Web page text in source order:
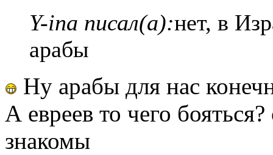
Y-ina писал(а):нет, в
арабы
Ну арабы для нас
А евреев то чего
знакомы